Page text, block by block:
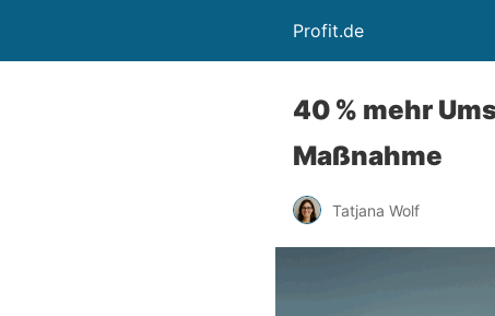
Profit.de
40 % mehr
Maßnahme
Tatjana Wolf